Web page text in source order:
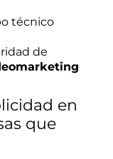
técnico
de
en
que